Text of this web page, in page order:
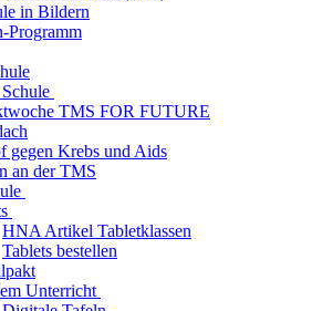
in Bildern
Programm
TMS FOR FUTURE
gegen Krebs und Aids
an der TMS
HNA Artikel Tabletklassen
Tablets bestellen
Unterricht